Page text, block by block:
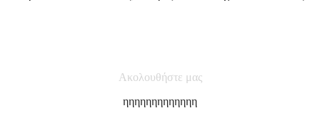
Ακολουθήστε μας
ηηηηηηηηηηηηη